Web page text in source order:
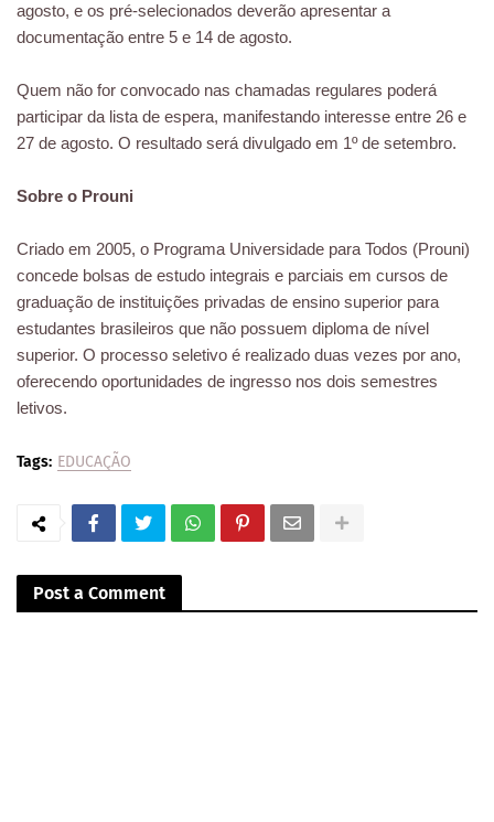
agosto, e os pré-selecionados deverão apresentar a
documentação entre 5 e 14 de agosto.
Quem não for convocado nas chamadas regulares poderá
participar da lista de espera, manifestando interesse entre 26 e
27 de agosto. O resultado será divulgado em 1º de setembro.
Sobre o Prouni
Criado em 2005, o Programa Universidade para Todos (Prouni)
concede bolsas de estudo integrais e parciais em cursos de
graduação de instituições privadas de ensino superior para
estudantes brasileiros que não possuem diploma de nível
superior. O processo seletivo é realizado duas vezes por ano,
oferecendo oportunidades de ingresso nos dois semestres
letivos.
Tags: EDUCAÇÃO
Post a Comment